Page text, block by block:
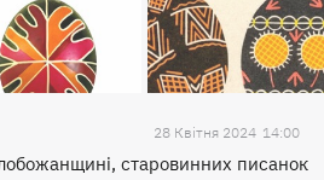
28 Квiтня 2024 14:00
старовинних писанок